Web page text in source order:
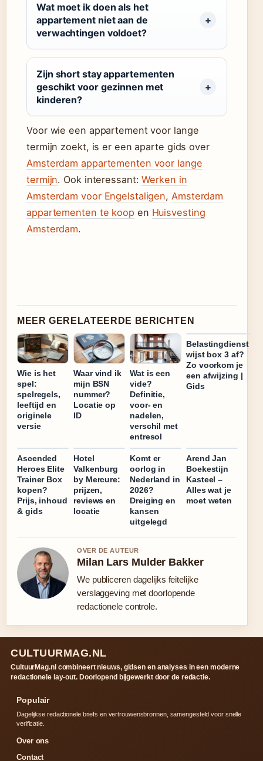
Wat moet ik doen als het
appartement niet aan de
verwachtingen voldoet?
Zijn short stay appartementen
geschikt voor gezinnen met
kinderen?
Voor wie een appartement voor lange
termijn zoekt, is er een aparte gids over
Amsterdam appartementen voor lange
termijn. Ook interessant:Werken in
Amsterdam voor Engelstaligen,Amsterdam
appartementen te koop en Huisvesting
Amsterdam.
MEER GERELATEERDE BERICHTEN
Wie is het
spel:
spelregels,
leeftijd en
originele
versie
Waar vind ik
mijn BSN
nummer?
Locatie op
ID
Wat is een
vide?
Definitie,
voor- en
nadelen,
verschil met
entresol
Belastingdienst
wijst box 3 af?
Zo voorkom je
een afwijzing |
Gids
Ascended
Heroes Elite
Trainer Box
kopen?
Prijs, inhoud
& gids
Hotel
Valkenburg
by Mercure:
prijzen,
reviews en
locatie
Komt er
oorlog in
Nederland in
2026?
Dreiging en
kansen
uitgelegd
Arend Jan
Boekestijn
Kasteel –
Alles wat je
moet weten
OVER DE AUTEUR
Milan Lars Mulder Bakker
We publiceren dagelijks feitelijke
verslaggeving met doorlopende
redactionele controle.
CULTUURMAG.NL
CultuurMag.nl combineert nieuws, gidsen en analyses in een moderne
redactionele lay-out. Doorlopend bijgewerkt door de redactie.
Populair
Dagelijkse redactionele briefs en vertrouwensbronnen, samengesteld voor snelle
verificatie.
Over ons
Contact